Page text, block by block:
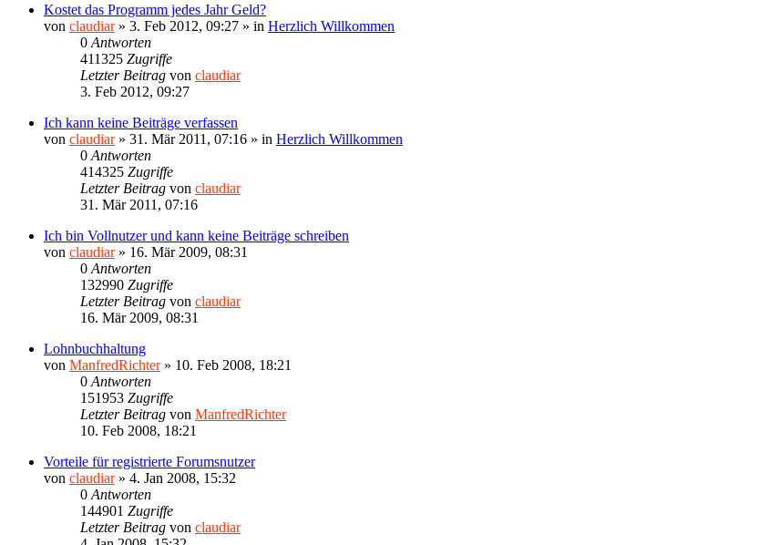
Kostet das Programm jedes Jahr Geld?
von claudiar» 3. Feb 2012, 09:27 » in Herzlich Willkommen
0 Antworten
411325 Zugriffe
Letzter Beitrag von claudiar
3. Feb 2012, 09:27
Ich kann keine Beiträge verfassen
von claudiar» 31. Mär 2011, 07:16 » in Herzlich Willkommen
0 Antworten
414325 Zugriffe
Letzter Beitrag von claudiar
31. Mär 2011, 07:16
Ich bin Vollnutzer und kann keine Beiträge schreiben
von claudiar» 16. Mär 2009, 08:31
0 Antworten
132990 Zugriffe
Letzter Beitrag von claudiar
16. Mär 2009, 08:31
Lohnbuchhaltung
von ManfredRichter» 10. Feb 2008, 18:21
0 Antworten
151953 Zugriffe
Letzter Beitrag von ManfredRichter
10. Feb 2008, 18:21
Vorteile für registrierte Forumsnutzer
von claudiar» 4. Jan 2008, 15:32
0 Antworten
144901 Zugriffe
Letzter Beitrag von claudiar